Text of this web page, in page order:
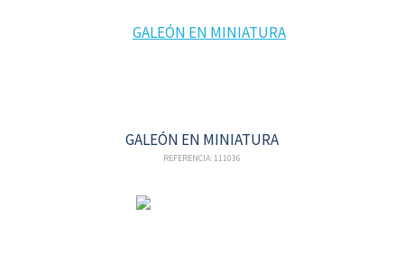
GALEÓN EN MINIATURA
REFERENCIA: 111036